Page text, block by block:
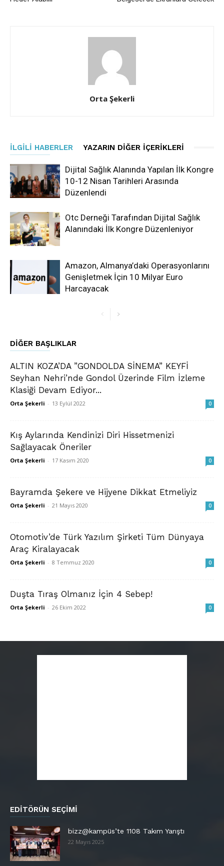
Orta Şekerli
İLGILI HABERLER YAZARIN DIĞER İÇERIKLERI
Dijital Sağlık Alanında Yapılan İlk Kongre
10-12 Nisan Tarihleri Arasında
Düzenlendi
Otc Derneği Tarafından Dijital Sağlık
Alanındaki İlk Kongre Düzenleniyor
Amazon, Almanya’daki Operasyonlarını
Genişletmek İçin 10 Milyar Euro
Harcayacak
DIĞER BAŞLIKLAR
ALTIN KOZA’DA ”GONDOLDA SİNEMA” KEYFİ
Seyhan Nehri’nde Gondol Üzerinde Film İzleme
Klasiği Devam Ediyor...
Orta Şekerli - 13 Eylül 2022 0
Kış Aylarında Kendinizi Diri Hissetmenizi
Sağlayacak Öneriler
Orta Şekerli - 17 Kasım 2020 0
Bayramda Şekere ve Hijyene Dikkat Etmeliyiz
Orta Şekerli - 21 Mayıs 2020 0
Otomotiv’de Türk Yazılım Şirketi Tüm Dünyaya
Araç Kiralayacak
Orta Şekerli - 8 Temmuz 2020 0
Duşta Tıraş Olmanız İçin 4 Sebep!
Orta Şekerli - 26 Ekim 2022 0
EDITÖRÜN SEÇIMI
bizz@kampüs’te 1108 Takım Yarıştı
22 Mayıs 2025